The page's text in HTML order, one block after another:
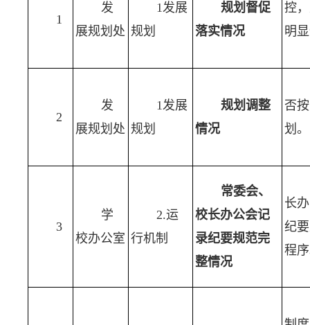
1
发
展规划处
1发展
规划
规划督促
落实情况
控
明
2
发
展规划处
1发展
规划
规划调整
情况
否
划。
3
学
校办公室
2.运
行机制
常委会、
校长办公会记
录纪要规范完
整情况
长
纪
程